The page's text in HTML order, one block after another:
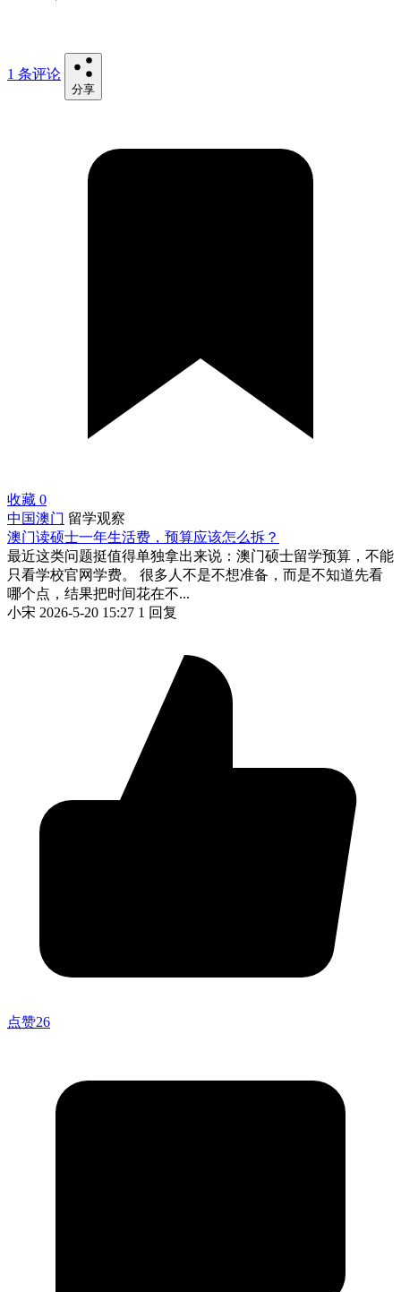
1 条评论
分享
收藏 0
中国澳门 留学观察
澳门读硕士一年生活费，预算应该怎么拆？
最近这类问题挺值得单独拿出来说：澳门硕士留学预算，不能
只看学校官网学费。 很多人不是不想准备，而是不知道先看
哪个点，结果把时间花在不...
小宋 2026-5-20 15:27 1 回复
点赞26